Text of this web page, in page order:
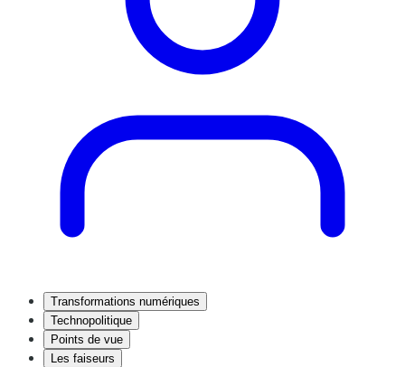
Transformations numériques
Technopolitique
Points de vue
Les faiseurs